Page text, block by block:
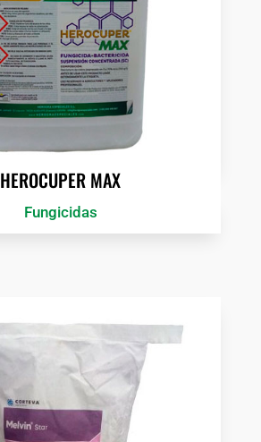
HEROCUPER MAX
Fungicidas